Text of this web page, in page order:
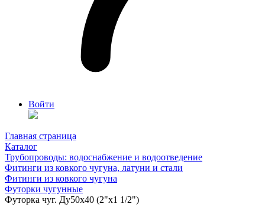
Войти
Главная страница
Каталог
Трубопроводы: водоснабжение и водоотведение
Фитинги из ковкого чугуна, латуни и стали
Фитинги из ковкого чугуна
Футорки чугунные
Футорка чуг. Ду50х40 (2"х1 1/2")